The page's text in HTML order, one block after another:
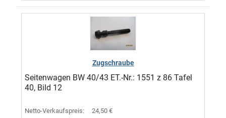
Zugschraube
Seitenwagen BW 40/43 ET.-Nr.: 1551 z 86 Tafel
40, Bild 12
Netto-Verkaufspreis: 24,50 €